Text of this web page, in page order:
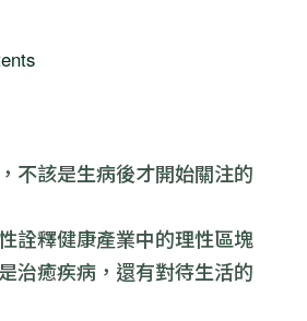
不該是生病後才開始關注的
詮釋健康產業中的理性區塊
治癒疾病，還有對待生活的